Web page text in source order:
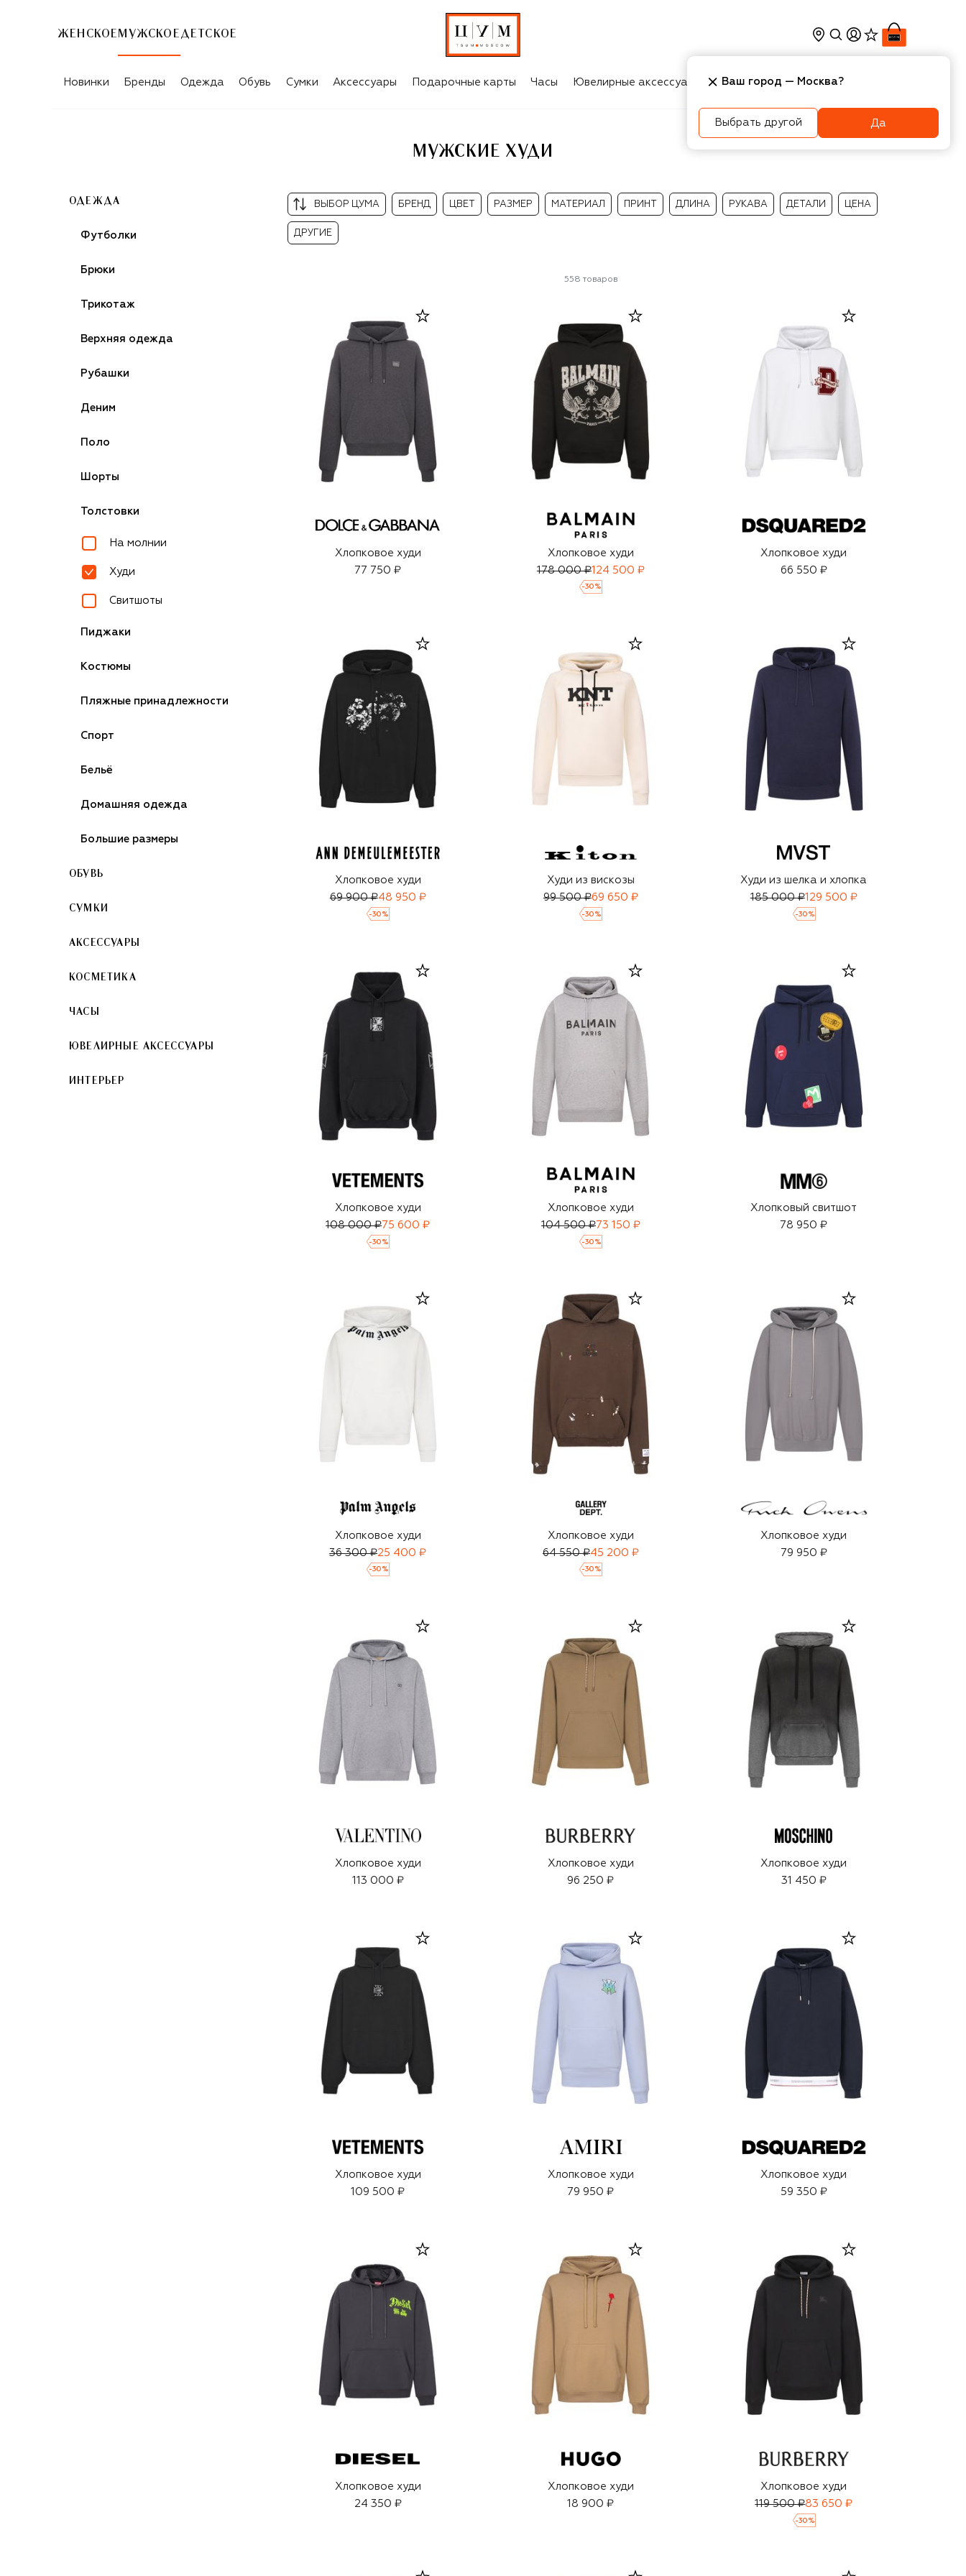
ЖЕНСКОЕ МУЖСКОЕ ДЕТСКОЕ
МУЖСКИЕ ХУДИ
Новинки Бренды Одежда Обувь Сумки Аксессуары Подарочные карты Часы Ювелирные аксессуары Косметика Интерьер
МУЖСКИЕ ХУДИ
ОДЕЖДА
Футболки
Брюки
Трикотаж
Верхняя одежда
Рубашки
Деним
Поло
Шорты
Толстовки
На молнии
Худи
Свитшоты
Пиджаки
Костюмы
Пляжные принадлежности
Спорт
Бельё
Домашняя одежда
Большие размеры
ОБУВЬ
СУМКИ
АКСЕССУАРЫ
КОСМЕТИКА
ЧАСЫ
ЮВЕЛИРНЫЕ АКСЕССУАРЫ
ИНТЕРЬЕР
ВЫБОР ЦУМА БРЕНД ЦВЕТ РАЗМЕР МАТЕРИАЛ ПРИНТ ДЛИНА РУКАВА ДЕТАЛИ ЦЕНА
ДРУГИЕ
558 товаров
Хлопковое худи
77 750 ₽
Хлопковое худи
178 000 ₽124 500 ₽
-30 %
Хлопковое худи
66 550 ₽
Хлопковое худи
69 900 ₽48 950 ₽
-30 %
Худи из вискозы
99 500 ₽69 650 ₽
-30 %
Худи из шелка и хлопка
185 000 ₽129 500 ₽
-30 %
Хлопковое худи
108 000 ₽75 600 ₽
-30 %
Хлопковое худи
104 500 ₽73 150 ₽
-30 %
Хлопковый свитшот
78 950 ₽
Хлопковое худи
36 300 ₽25 400 ₽
-30 %
Хлопковое худи
64 550 ₽45 200 ₽
-30 %
Хлопковое худи
79 950 ₽
Хлопковое худи
113 000 ₽
Хлопковое худи
96 250 ₽
Хлопковое худи
31 450 ₽
Хлопковое худи
109 500 ₽
Хлопковое худи
79 950 ₽
Хлопковое худи
59 350 ₽
Хлопковое худи
24 350 ₽
Хлопковое худи
18 900 ₽
Хлопковое худи
119 500 ₽83 650 ₽
-30 %
Ваш город — Москва?
Выбрать другой Да